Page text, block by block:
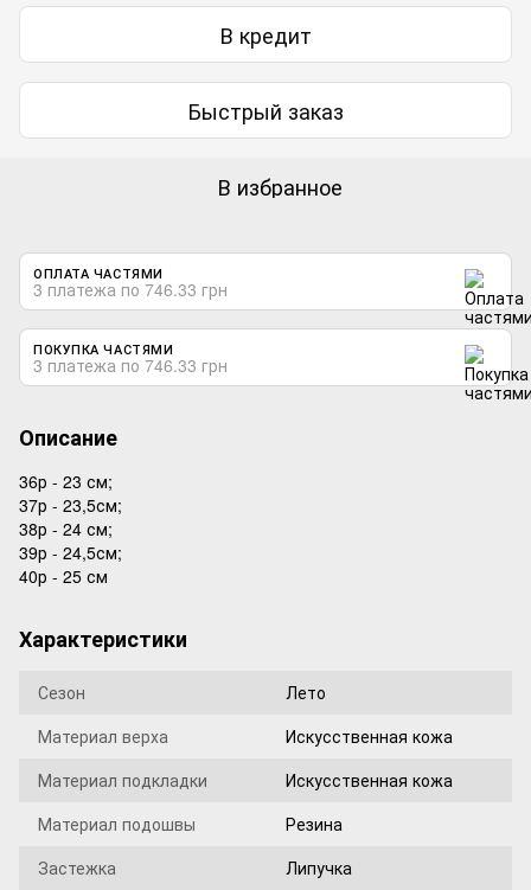
В кредит
Быстрый заказ
В избранное
ОПЛАТА ЧАСТЯМИ
3 платежа по 746.33 грн
ПОКУПКА ЧАСТЯМИ
3 платежа по 746.33 грн
Описание
36р - 23 см;
37р - 23,5см;
38р - 24 см;
39р - 24,5см;
40р - 25 см
Характеристики
Сезон
Лето
Материал верха
Искусственная кожа
Материал подкладки
Искусственная кожа
Материал подошвы
Резина
Застежка
Липучка